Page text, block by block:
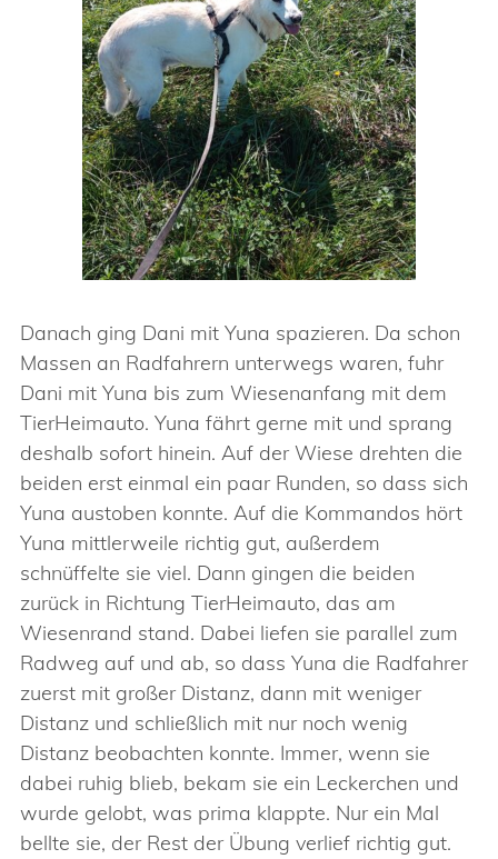
Danach ging Dani mit Yuna spazieren. Da schon
Massen an Radfahrern unterwegs waren, fuhr
Dani mit Yuna bis zum Wiesenanfang mit dem
TierHeimauto. Yuna fährt gerne mit und sprang
deshalb sofort hinein. Auf der Wiese drehten die
beiden erst einmal ein paar Runden, so dass sich
Yuna austoben konnte. Auf die Kommandos hört
Yuna mittlerweile richtig gut, außerdem
schnüffelte sie viel. Dann gingen die beiden
zurück in Richtung TierHeimauto, das am
Wiesenrand stand. Dabei liefen sie parallel zum
Radweg auf und ab, so dass Yuna die Radfahrer
zuerst mit großer Distanz, dann mit weniger
Distanz und schließlich mit nur noch wenig
Distanz beobachten konnte. Immer, wenn sie
dabei ruhig blieb, bekam sie ein Leckerchen und
wurde gelobt, was prima klappte. Nur ein Mal
bellte sie, der Rest der Übung verlief richtig gut.